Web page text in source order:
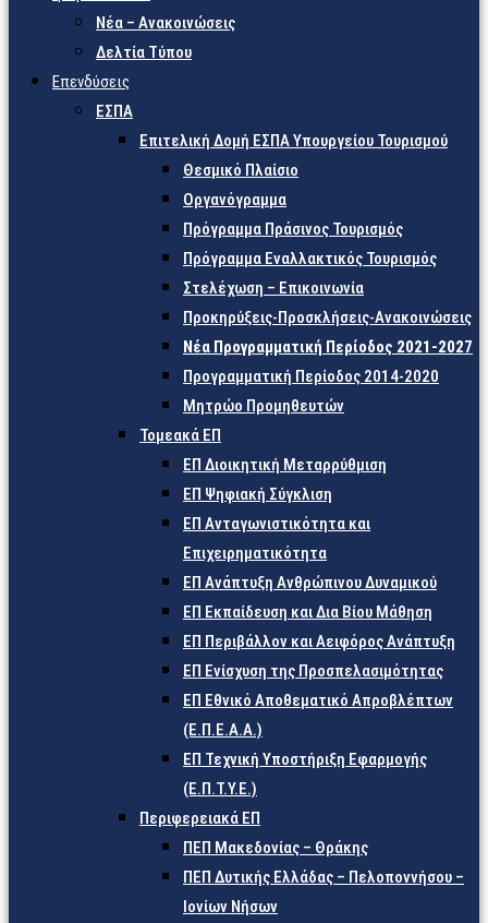
Νέα – Ανακοινώσεις
Δελτία Τύπου
Επενδύσεις
ΕΣΠΑ
Επιτελική Δομή ΕΣΠΑ Υπουργείου Τουρισμού
Θεσμικό Πλαίσιο
Οργανόγραμμα
Πρόγραμμα Πράσινος Τουρισμός
Πρόγραμμα Εναλλακτικός Τουρισμός
Στελέχωση – Επικοινωνία
Προκηρύξεις-Προσκλήσεις-Ανακοινώσεις
Νέα Προγραμματική Περίοδος 2021-2027
Προγραμματική Περίοδος 2014-2020
Μητρώο Προμηθευτών
Τομεακά ΕΠ
ΕΠ Διοικητική Μεταρρύθμιση
ΕΠ Ψηφιακή Σύγκλιση
ΕΠ Ανταγωνιστικότητα και
Επιχειρηματικότητα
ΕΠ Ανάπτυξη Ανθρώπινου Δυναμικού
ΕΠ Εκπαίδευση και Δια Βίου Μάθηση
ΕΠ Περιβάλλον και Αειφόρος Ανάπτυξη
ΕΠ Ενίσχυση της Προσπελασιμότητας
ΕΠ Εθνικό Αποθεματικό Απροβλέπτων
(Ε.Π.Ε.Α.Α.)
ΕΠ Τεχνική Υποστήριξη Εφαρμογής
(Ε.Π.Τ.Υ.Ε.)
Περιφερειακά ΕΠ
ΠΕΠ Μακεδονίας – Θράκης
ΠΕΠ Δυτικής Ελλάδας – Πελοποννήσου –
Ιονίων Νήσων